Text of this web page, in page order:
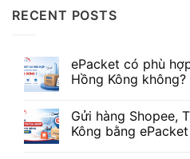
RECENT POSTS
ePacket có phù
Hồng Kông không?
Gửi hàng Shopee,
Kông bằng ePacket